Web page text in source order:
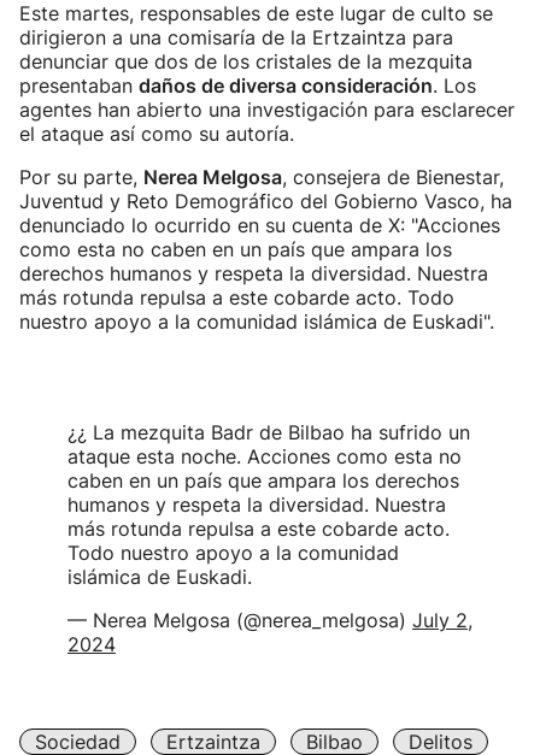
Este martes, responsables de este lugar de culto se
dirigieron a una comisaría de la Ertzaintza para
denunciar que dos de los cristales de la mezquita
presentaban daños de diversa consideración. Los
agentes han abierto una investigación para esclarecer
el ataque así como su autoría.
Por su parte, Nerea Melgosa, consejera de Bienestar,
Juventud y Reto Demográfico del Gobierno Vasco, ha
denunciado lo ocurrido en su cuenta de X: "Acciones
como esta no caben en un país que ampara los
derechos humanos y respeta la diversidad. Nuestra
más rotunda repulsa a este cobarde acto. Todo
nuestro apoyo a la comunidad islámica de Euskadi".
¿¿ La mezquita Badr de Bilbao ha sufrido un
ataque esta noche. Acciones como esta no
caben en un país que ampara los derechos
humanos y respeta la diversidad. Nuestra
más rotunda repulsa a este cobarde acto.
Todo nuestro apoyo a la comunidad
islámica de Euskadi.
— Nerea Melgosa (@nerea_melgosa) July 2,
2024
Sociedad Ertzaintza Bilbao
Delitos